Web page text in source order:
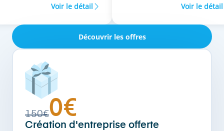
Voir le détail Voir le détail
Découvrir les offres
150€0€
Création d'entreprise offerte